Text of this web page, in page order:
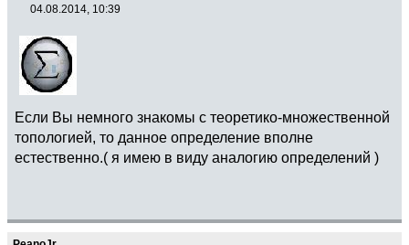
04.08.2014, 10:39
Если Вы немного знакомы с теоретико-множественной
топологией, то данное определение вполне
естественно.( я имею в виду аналогию определений )